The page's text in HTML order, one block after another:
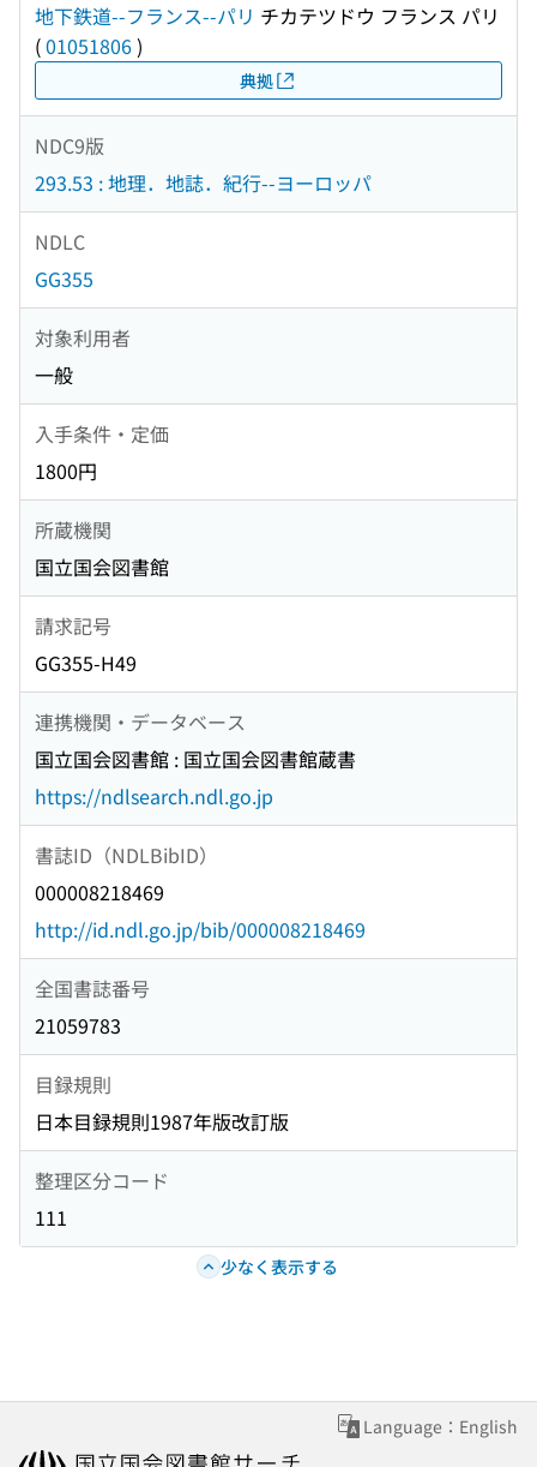
地下鉄道--フランス--パリ チカテツドウ フランス パリ
(01051806)
典拠
NDC9版
293.53 : 地理．地誌．紀行--ヨーロッパ
NDLC
GG355
対象利用者
一般
入手条件・定価
1800円
所蔵機関
国立国会図書館
請求記号
GG355-H49
連携機関・データベース
国立国会図書館 : 国立国会図書館蔵書
https://ndlsearch.ndl.go.jp
書誌ID（NDLBibID）
000008218469
http://id.ndl.go.jp/bib/000008218469
全国書誌番号
21059783
目録規則
日本目録規則1987年版改訂版
整理区分コード
111
少なく表示する
Language：English